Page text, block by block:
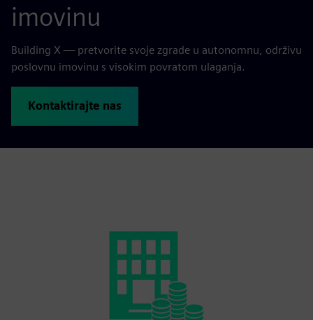
imovinu
Building X — pretvorite svoje zgrade u autonomnu, održivu
poslovnu imovinu s visokim povratom ulaganja.
Kontaktirajte nas